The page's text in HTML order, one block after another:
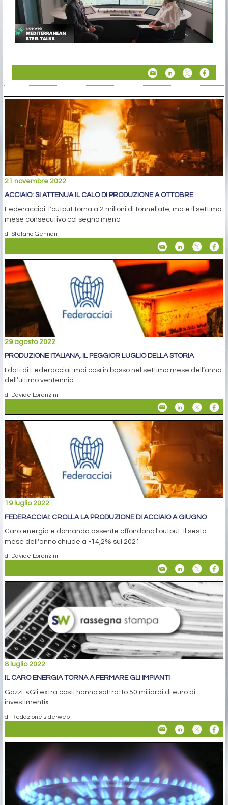
21 novembre 2022
ACCIAIO: SI ATTENUA IL CALO DI PRODUZIONE A OTTOBRE
Federacciai: l'output torna a 2 milioni di tonnellate, ma è il settimo
mese consecutivo col segno meno
di Stefano Gennari
29 agosto 2022
PRODUZIONE ITALIANA, IL PEGGIOR LUGLIO DELLA STORIA
I dati di Federacciai: mai così in basso nel settimo mese dell’anno
dell’ultimo ventennio
di Davide Lorenzini
19 luglio 2022
FEDERACCIAI: CROLLA LA PRODUZIONE DI ACCIAIO A GIUGNO
Caro energia e domanda assente affondano l'output. Il sesto
mese dell'anno chiude a -14,2% sul 2021
di Davide Lorenzini
8 luglio 2022
IL CARO ENERGIA TORNA A FERMARE GLI IMPIANTI
Gozzi: «Gli extra costi hanno sottratto 50 miliardi di euro di
investimenti»
di Redazione siderweb